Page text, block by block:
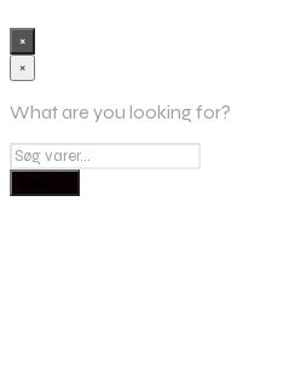
×
×
What are you looking for?